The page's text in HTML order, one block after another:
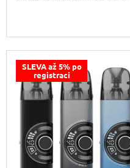
SLEVA až 5% po
registraci